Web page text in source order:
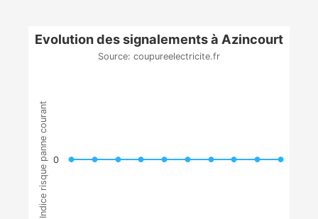
Indice risque panne courant
Evolution des signalements à Azincourt
Source: coupureelectricite.fr
0